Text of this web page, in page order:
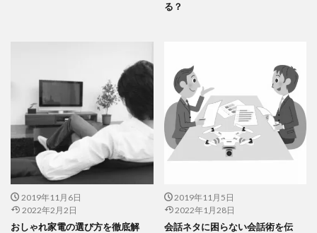
る？
2019年11月6日
2022年2月2日
おしゃれ家電の選び方を徹底解
2019年11月5日
2022年1月28日
会話ネタに困らない会話術を伝